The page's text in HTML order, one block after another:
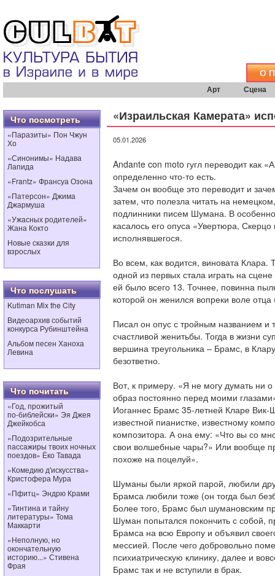
О
Арт Сцена
Что посмотреть
«Паразиты» Пон Чжун
Хо
«Синонимы» Надава
Лапида
«Frantz» Франсуа Озона
«Патерсон» Джима
Джармуша
«Ужасных родителей»
Жана Кокто
Новые сказки для
взрослых
Что послушать
Kutiman Mix the City
Видеоархив событий
конкурса Рубинштейна
Альбом песен Ханоха
Левина
Что почитать
«Год, прожитый
по‑библейски» Эя Джея
Джейкобса
«Подозрительные
пассажиры твоих ночных
поездов» Ёко Тавада
«Комедию д'искусства»
Кристофера Мура
«Пфитц» Эндрю Крами
«Тинтина и тайну
литературы» Тома
Маккарти
«Неполную, но
окончательную
историю...» Стивена
Фрая
«Израильская Камерата»
05.01.2026
Andante con moto гугл переводит как
определенно что-то есть.
Зачем он вообще это переводит и
затем, что полезла читать на
подлинники писем Шумана. В
касалось его опуса «Увертюра,
исполнявшегося.
Во всем, как водится, виновата
одной из первых стала играть на
ей было всего 13. Точнее, повинна
которой он женился вопреки воле
Писал он опус с тройным названием и
счастливой женитьбы. Тогда в жизни
вершина треугольника – Брамс, в
безответно.
Вот, к примеру. «Я не могу думать ни
образ постоянно перед моими
Иоганнес Брамс 35-летней Кларе
известной пианистке, известному
композитора. А она ему: «Что вы со
свои волшебные чары?» Или вообще
похоже на поцелуй».
Шуманы были яркой парой, любили
Брамса любили тоже (он тогда был
Более того, Брамс был шумановским
Шуман попытался покончить с собой,
Брамса на всю Европу и объявил
мессией. После чего добровольно
психиатрическую клинику, далее и
Брамс так и не вступили в брак.